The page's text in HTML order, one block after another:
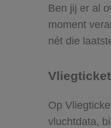
Ben jij er al
moment
nét die
Op
vluchtdata,